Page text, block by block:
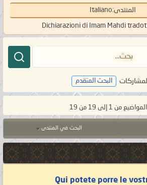
المنتدى:Italiano
Dichiarazioni di Imam Mahdi
البحث المتقدم
من 1 إلى 19 من 19
البحث في المنتدى
Qui potete porre le